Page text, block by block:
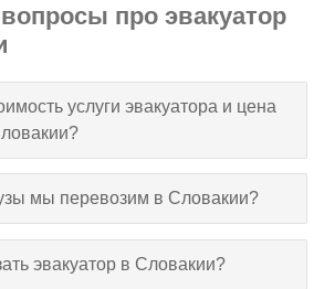
про эвакуатор
услуги эвакуатора и цена
мы перевозим в Словакии?
эвакуатор в Словакии?